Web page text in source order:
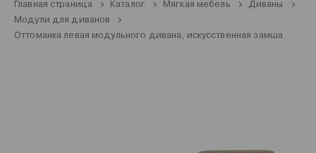
Главная страница Каталог Мягкая мебель
Диваны
Модули для диванов
Оттоманка левая модульного дивана, искусственная замша